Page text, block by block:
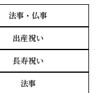
法事・仏事
出産祝い
長寿祝い
法事